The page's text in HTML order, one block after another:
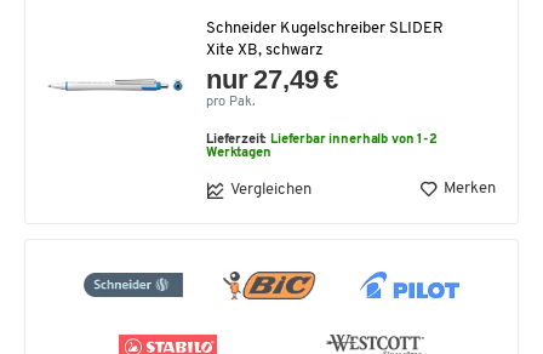
Schneider Kugelschreiber SLIDER
Xite XB, schwarz
nur 27,49 €
pro Pak.
Lieferzeit: Lieferbar innerhalb von 1-2
Werktagen
Vergleichen Merken